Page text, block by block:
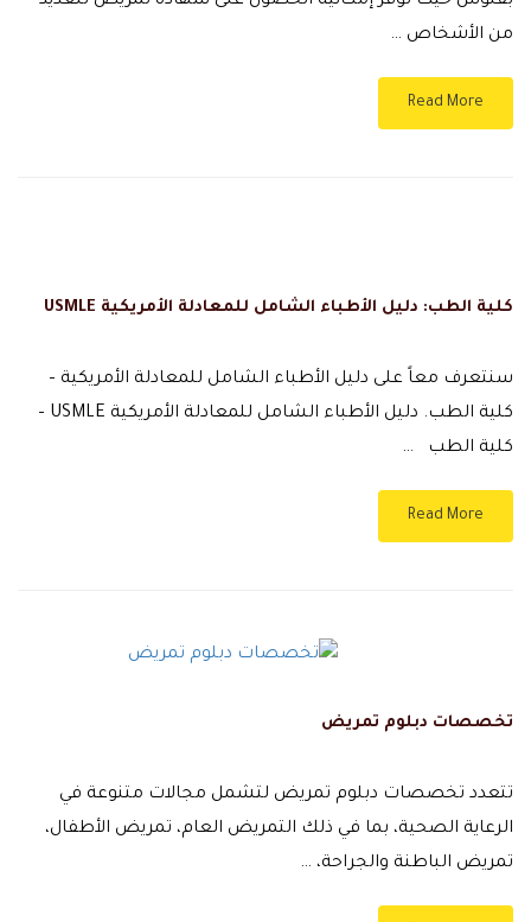
من الأشخاص …
Read More
كلية الطب: دليل الأطباء الشامل للمعادلة الأمريكية USMLE
سنتعرف معاً على دليل الأطباء الشامل للمعادلة الأمريكية –
كلية الطب. دليل الأطباء الشامل للمعادلة الأمريكية USMLE –
كلية الطب …
Read More
تخصصات دبلوم تمريض
تتعدد تخصصات دبلوم تمريض لتشمل مجالات متنوعة في
الرعاية الصحية، بما في ذلك التمريض العام، تمريض الأطفال،
تمريض الباطنة والجراحة، …